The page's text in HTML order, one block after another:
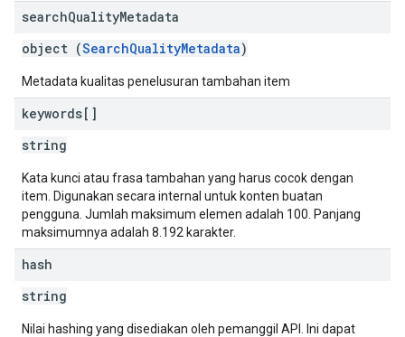
searchQualityMetadata
object (SearchQualityMetadata)
Metadata kualitas penelusuran tambahan item
keywords[]
string
Kata kunci atau frasa tambahan yang harus cocok dengan
item. Digunakan secara internal untuk konten buatan
pengguna. Jumlah maksimum elemen adalah 100. Panjang
maksimumnya adalah 8.192 karakter.
hash
string
Nilai hashing yang disediakan oleh pemanggil API. Ini dapat